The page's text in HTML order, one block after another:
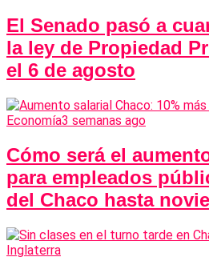
El Senado pasó a
la ley de Propiedad
el 6 de agosto
Economía3 semanas ago
Cómo será el
para empleados
del Chaco hasta